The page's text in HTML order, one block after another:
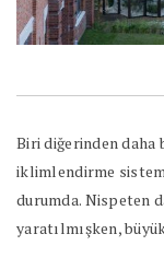
Biri diğerinden daha
iklimlendirme
durumda. Nispeten
yaratılmışken,